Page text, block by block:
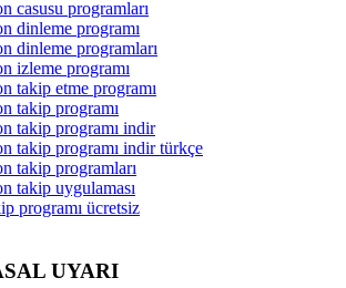
casusu programları
dinleme programı
dinleme programları
izleme programı
takip etme programı
takip programı
takip programı indir
takip programı indir türkçe
takip programları
takip uygulaması
programı ücretsiz
UYARI